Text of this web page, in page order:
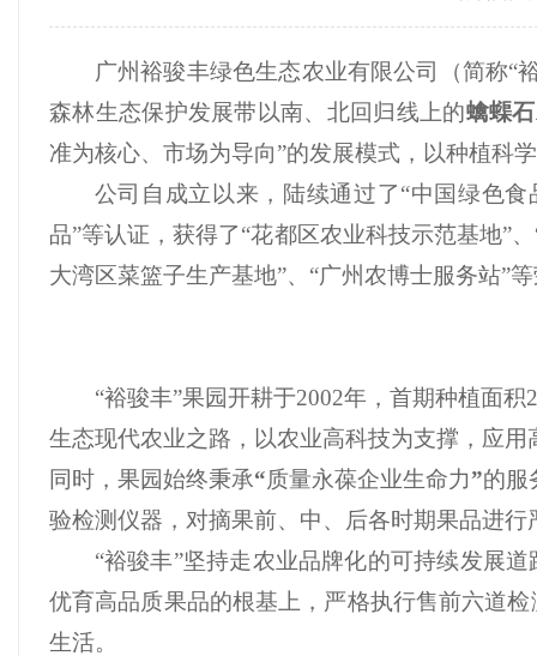
广州裕骏丰绿色生态农业有限公司（简称“
森林生态保护发展带以南、北回归线上的蠄蟝
准为核心、市场为导向”的发展模式，以种植科
公司自成立以来，陆续通过了“中国绿色
品”等认证，获得了“花都区农业科技示范基地”
大湾区菜篮子生产基地”、“广州农博士服务站”
“裕骏丰”果园开耕于2002年，首期种植面
生态现代农业之路，以农业高科技为支撑，应
同时，果园始终秉承“质量永葆企业生命力”的服
验检测仪器，对摘果前、中、后各时期果品进
“裕骏丰”坚持走农业品牌化的可持续发展
优育高品质果品的根基上，严格执行售前六道
生活。